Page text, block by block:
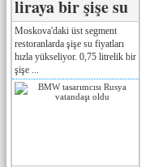
liraya bir şişe su
Moskova'daki üst segment
restoranlarda şişe su fiyatları
hızla yükseliyor. 0,75 litrelik bir
şişe ...